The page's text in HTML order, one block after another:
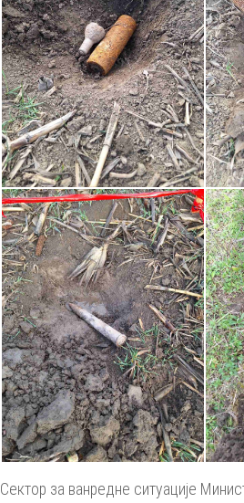
Сектор за ванредне ситуације